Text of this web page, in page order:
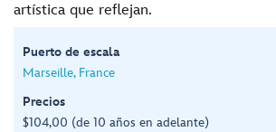
artística que reflejan.
Puerto de escala
Marseille, France
Precios
$104,00 (de 10 años en adelante)